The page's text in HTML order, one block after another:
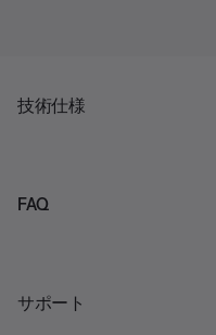
技術仕様
FAQ
サポート